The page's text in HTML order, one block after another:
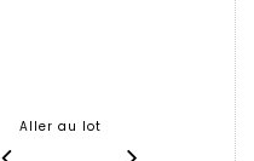
Aller au lot